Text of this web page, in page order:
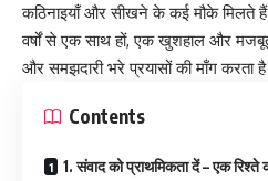
कठिनाइयाँ और सीखने के कई मौके मिलते
वर्षों से एक साथ हों, एक खुशहाल और
और समझदारी भरे प्रयासों की माँग करता
Contents
1. संवाद को प्राथमिकता दें – एक